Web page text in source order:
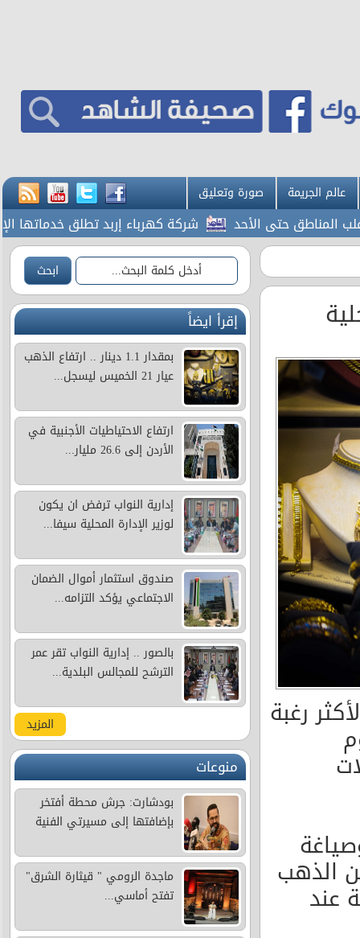
عالم الجريمة صورة وتعليق
حتى الأحد شركة كهرباء إربد تطلق خدماتها
غرام الذهب عيار 21، الأكثر رغبة
الذهب
عند
إقرأ ايضاً
بمقدار 1.1 دينار .. ارتفاع الذهب
عيار 21 الخميس ليسجل...
ارتفاع الاحتياطيات الأجنبية في
الأردن إلى 26.6 مليار...
إدارية النواب ترفض ان يكون
لوزير الإدارة المحلية سيفا...
صندوق استثمار أموال الضمان
الاجتماعي يؤكد التزامه...
بالصور .. إدارية النواب تقر عمر
الترشح للمجالس البلدية...
المزيد
منوعات
بودشارت: جرش محطة أفتخر
بإضافتها إلى مسيرتي الفنية
ماجدة الرومي " قيثارة الشرق"
تفتح أماسي...